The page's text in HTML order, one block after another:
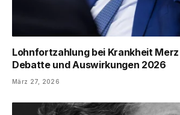
Lohnfortzahlung bei Krankheit Merz
Debatte und Auswirkungen 2026
März 27, 2026